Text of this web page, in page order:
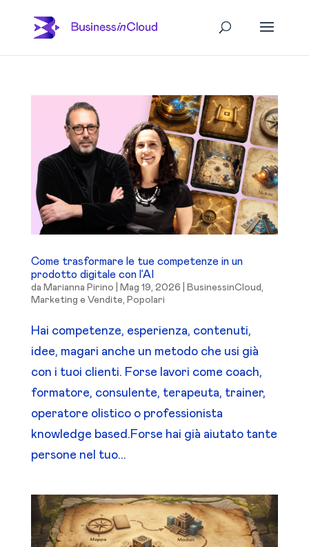
Come trasformare le tue competenze in un
prodotto digitale con l’AI
da Marianna Pirino Mag 19, 2026 BusinessinCloud
Marketing e Vendite
Popolari
Hai competenze, esperienza, contenuti,
idee, magari anche un metodo che usi già
con i tuoi clienti. Forse lavori come coach,
formatore, consulente, terapeuta, trainer,
operatore olistico o professionista
knowledge based.Forse hai già aiutato tante
persone nel tuo...